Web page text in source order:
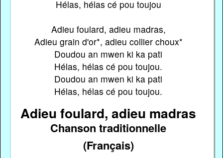
Hélas, hélas cé pou toujou
Adieu foulard, adieu madras,
Adieu grain d'or*, adieu collier choux*
Doudou an mwen ki ka pati
Hélas, hélas cé pou toujou.
Doudou an mwen ki ka pati
Hélas, hélas cé pou toujou.
Adieu foulard, adieu madras
Chanson traditionnelle
(Français)